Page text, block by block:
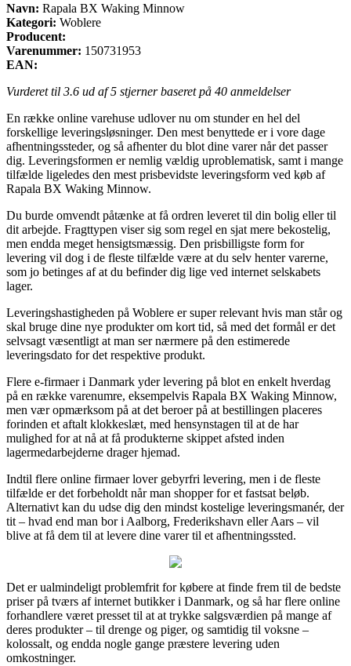
Navn: Rapala BX Waking Minnow
Kategori: Woblere
Producent:
Varenummer: 150731953
EAN:
Vurderet til 3.6 ud af 5 stjerner baseret på 40 anmeldelser
En række online varehuse udlover nu om stunder en hel del
forskellige leveringsløsninger. Den mest benyttede er i vore dage
afhentningssteder, og så afhenter du blot dine varer når det passer
dig. Leveringsformen er nemlig vældig uproblematisk, samt i mange
tilfælde ligeledes den mest prisbevidste leveringsform ved køb af
Rapala BX Waking Minnow.
Du burde omvendt påtænke at få ordren leveret til din bolig eller til
dit arbejde. Fragttypen viser sig som regel en sjat mere bekostelig,
men endda meget hensigtsmæssig. Den prisbilligste form for
levering vil dog i de fleste tilfælde være at du selv henter varerne,
som jo betinges af at du befinder dig lige ved internet selskabets
lager.
Leveringshastigheden på Woblere er super relevant hvis man står og
skal bruge dine nye produkter om kort tid, så med det formål er det
selvsagt væsentligt at man ser nærmere på den estimerede
leveringsdato for det respektive produkt.
Flere e-firmaer i Danmark yder levering på blot en enkelt hverdag
på en række varenumre, eksempelvis Rapala BX Waking Minnow,
men vær opmærksom på at det beroer på at bestillingen placeres
forinden et aftalt klokkeslæt, med hensynstagen til at de har
mulighed for at nå at få produkterne skippet afsted inden
lagermedarbejderne drager hjemad.
Indtil flere online firmaer lover gebyrfri levering, men i de fleste
tilfælde er det forbeholdt når man shopper for et fastsat beløb.
Alternativt kan du udse dig den mindst kostelige leveringsmanér, der
tit – hvad end man bor i Aalborg, Frederikshavn eller Aars – vil
blive at få dem til at levere dine varer til et afhentningssted.
Det er ualmindeligt problemfrit for købere at finde frem til de bedste
priser på tværs af internet butikker i Danmark, og så har flere online
forhandlere været presset til at at trykke salgsværdien på mange af
deres produkter – til drenge og piger, og samtidig til voksne –
kolossalt, og endda nogle gange præstere levering uden
omkostninger.